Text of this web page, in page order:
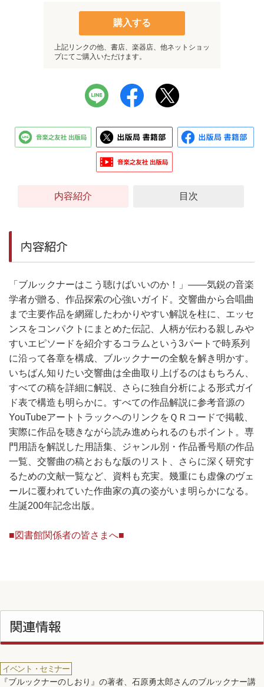
購入する
上記リンクの他、書店、楽器店、他ネットショッ
プにてご購入いただけます。
内容紹介 目次
内容紹介
「ブルックナーはこう聴けばいいのか！」――気鋭の音楽
学者が贈る、作品探索の心強いガイド。交響曲から合唱曲
まで主要作品を網羅したわかりやすい解説を柱に、エッセ
ンスをコンパクトにまとめた伝記、人柄が伝わる親しみや
すいエピソードを紹介するコラムという3パートで時系列
に沿って各章を構成、ブルックナーの全貌を解き明かす。
いちばん知りたい交響曲は全曲取り上げるのはもちろん、
すべての稿を詳細に解説、さらに独自分析による形式ガイ
ド表で構造も明らかに。すべての作品解説に参考音源の
YouTubeアートトラックへのリンクをＱＲコードで掲載、
実際に作品を聴きながら読み進められるのもポイント。専
門用語を解説した用語集、ジャンル別・作品番号順の作品
一覧、交響曲の稿とおもな版のリスト、さらに深く研究す
るための文献一覧など、資料も充実。幾重にも虚像のヴェ
ールに覆われていた作曲家の真の姿がいま明らかになる。
生誕200年記念出版。
■図書館関係者の皆さまへ■
関連情報
イベント・セミナー
『ブルックナーのしおり』の著者、石原勇太郎さんのブルックナー講